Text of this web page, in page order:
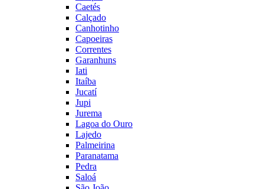
Caetés
Calçado
Canhotinho
Capoeiras
Correntes
Garanhuns
Iati
Itaíba
Jucatí
Jupi
Jurema
Lagoa do Ouro
Lajedo
Palmeirina
Paranatama
Pedra
Saloá